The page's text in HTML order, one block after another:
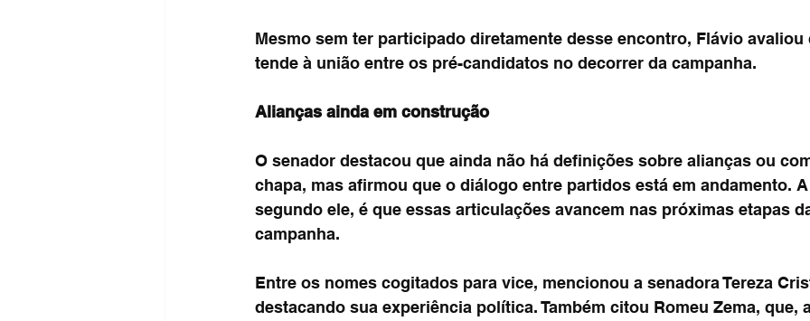
Mesmo sem ter participado diretamente desse encontro, Flávio avaliou
tende à união entre os pré-candidatos no decorrer da campanha.
Alianças ainda em construção
O senador destacou que ainda não há definições sobre alianças ou
chapa, mas afirmou que o diálogo entre partidos está em andamento.
segundo ele, é que essas articulações avancem nas próximas etapas
campanha.
Entre os nomes cogitados para vice, mencionou a senadora Tereza
destacando sua experiência política. Também citou Romeu Zema, que,